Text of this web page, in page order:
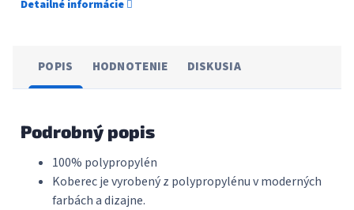
Detailné informácie
POPIS HODNOTENIE DISKUSIA
Podrobný popis
100% polypropylén
Koberec je vyrobený z polypropylénu v moderných
farbách a dizajne.